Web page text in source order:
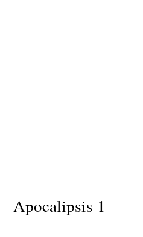
Apocalipsis 1